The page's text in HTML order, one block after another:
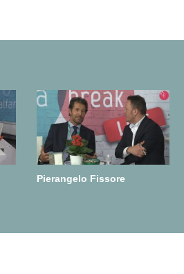
Pierangelo Fissore